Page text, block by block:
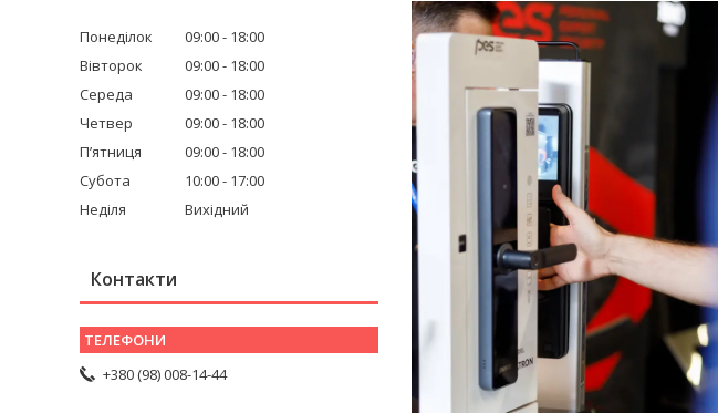
Понеділок 09:00
18:00
Вівторок
09:00
18:00
Середа
09:00
18:00
Четвер
09:00
18:00
Пʼятниця
09:00
18:00
Субота
10:00
17:00
Неділя
Вихідний
Контакти
+380 (98) 008-14-44